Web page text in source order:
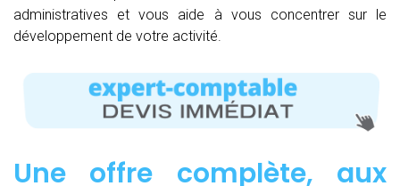
administratives et vous aide à vous concentrer sur le
développement de votre activité.
Une offre complète, aux